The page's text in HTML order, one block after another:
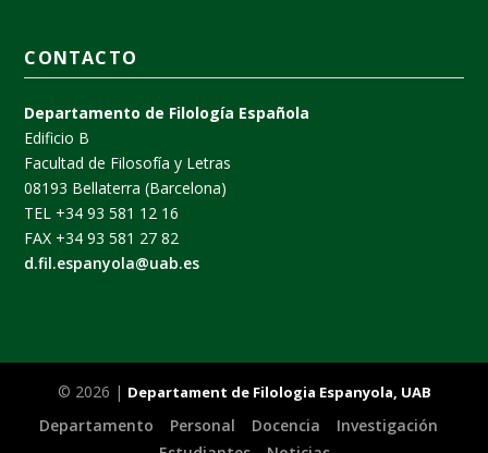
CONTACTO
Departamento de Filología Española
Edificio B
Facultad de Filosofía y Letras
08193 Bellaterra (Barcelona)
TEL +34 93 581 12 16
FAX +34 93 581 27 82
d.fil.espanyola@uab.es
© 2026 | Departament de Filologia Espanyola, UAB
Departamento Personal Docencia
Investigación